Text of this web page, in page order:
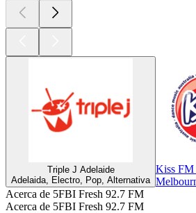
Triple J Adelaide
Adelaida, Electro, Pop, Alternativa
Kiss FM
Acerca de 5FBI Fresh 92.7 FM
Acerca de 5FBI Fresh 92.7 FM